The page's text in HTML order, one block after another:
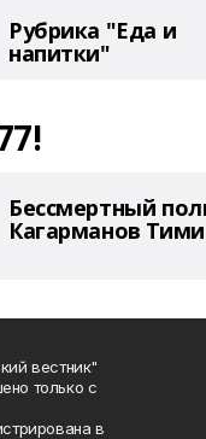
Рубрика "Еда и
напитки"
Бессмертный
Кагарманов
вестник"
только с
в